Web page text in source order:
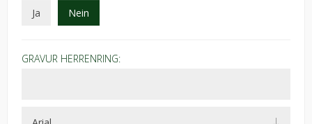
Ja
Nein
GRAVUR HERRENRING: